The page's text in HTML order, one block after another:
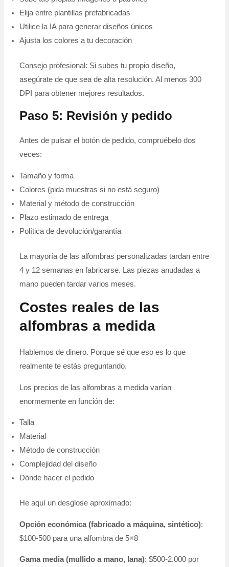
Elija entre plantillas prefabricadas
Utilice la IA para generar diseños únicos
Ajusta los colores a tu decoración
Consejo profesional: Si subes tu propio diseño,
asegúrate de que sea de alta resolución. Al menos 300
DPI para obtener mejores resultados.
Paso 5: Revisión y pedido
Antes de pulsar el botón de pedido, compruébelo dos
veces:
Tamaño y forma
Colores (pida muestras si no está seguro)
Material y método de construcción
Plazo estimado de entrega
Política de devolución/garantía
La mayoría de las alfombras personalizadas tardan entre
4 y 12 semanas en fabricarse. Las piezas anudadas a
mano pueden tardar varios meses.
Costes reales de las
alfombras a medida
Hablemos de dinero. Porque sé que eso es lo que
realmente te estás preguntando.
Los precios de las alfombras a medida varían
enormemente en función de:
Talla
Material
Método de construcción
Complejidad del diseño
Dónde hacer el pedido
He aquí un desglose aproximado:
Opción económica (fabricado a máquina, sintético):
$100-500 para una alfombra de 5×8
Gama media (mullido a mano, lana): $500-2.000 por